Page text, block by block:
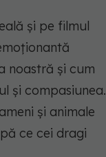
și pe filmul
noastră și cum
și compasiunea.
și animale
ce cei dragi